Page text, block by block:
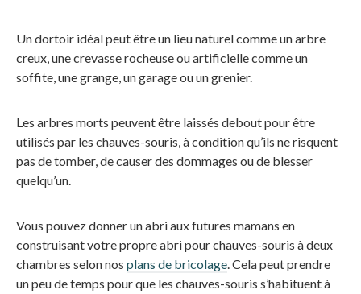
Un dortoir idéal peut être un lieu naturel comme un arbre
creux, une crevasse rocheuse ou artificielle comme un
soffite, une grange, un garage ou un grenier.
Les arbres morts peuvent être laissés debout pour être
utilisés par les chauves-souris, à condition qu’ils ne risquent
pas de tomber, de causer des dommages ou de blesser
quelqu’un.
Vous pouvez donner un abri aux futures mamans en
construisant votre propre abri pour chauves-souris à deux
chambres selon nos plans de bricolage. Cela peut prendre
un peu de temps pour que les chauves-souris s’habituent à